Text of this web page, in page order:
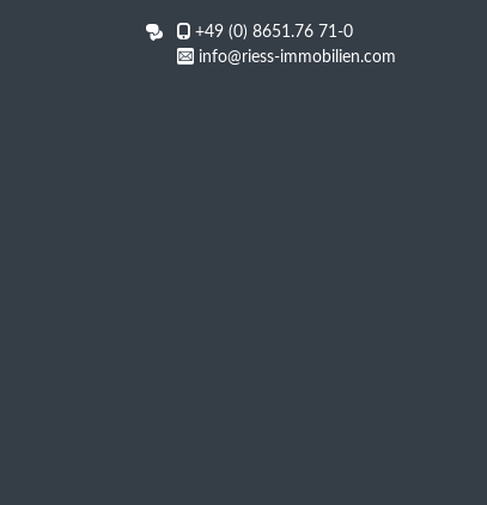
+49 (0) 8651.76 71-0
info@riess-immobilien.com